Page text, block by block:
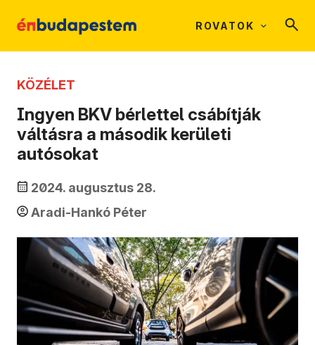
ROVATOK
KÖZÉLET
Ingyen BKV bérlettel csábítják
váltásra a második kerületi
autósokat
2024. augusztus 28.
Aradi-Hankó Péter